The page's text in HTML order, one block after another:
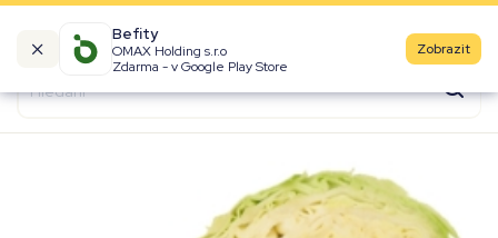
Befity
OMAX Holding s.r.o
Zdarma - v Google Play Store
Zobrazit
Kalorické tabulky